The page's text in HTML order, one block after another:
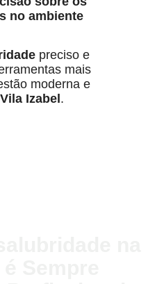
no ambiente
preciso e
mais
moderna e
Izabel .